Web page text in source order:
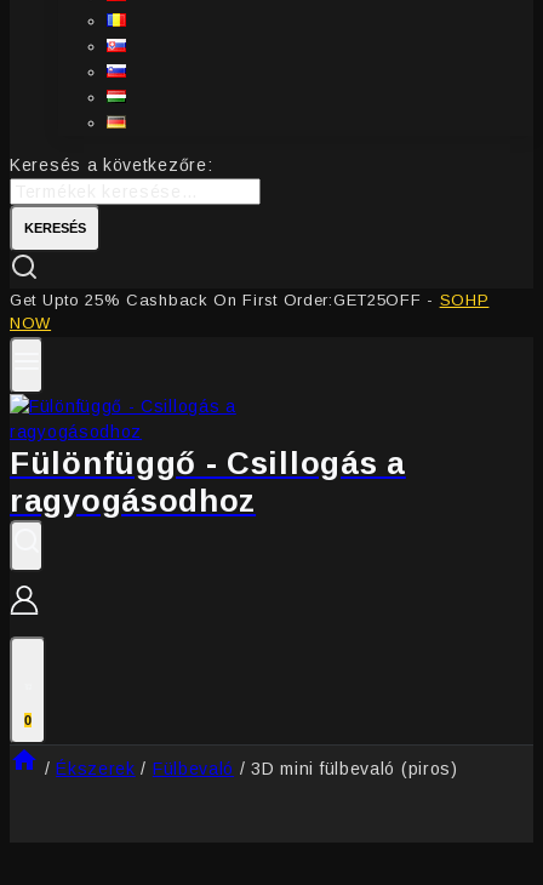
Keresés a következőre:
KERESÉS
Get Upto 25% Cashback On First Order:GET25OFF - SOHP
NOW
Fülönfüggő - Csillogás a
ragyogásodhoz
0
/ Ékszerek / Fülbevaló / 3D mini fülbevaló (piros)